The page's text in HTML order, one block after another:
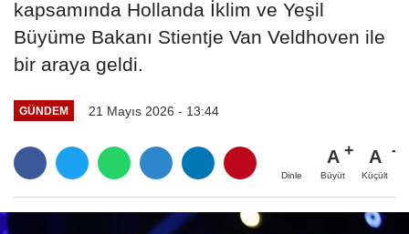
kapsamında Hollanda İklim ve Yeşil
Büyüme Bakanı Stientje Van Veldhoven ile
bir araya geldi.
GÜNDEM 21 Mayıs 2026 - 13:44
Dinle
A
Büyüt
A
Küçült